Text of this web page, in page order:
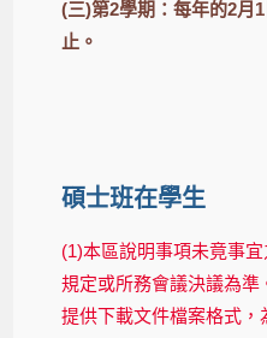
(三)第2學期：每年的2月
止。
碩士班在學生
(1)本區說明事項未竟事
規定或所務會議決議為
提供下載文件檔案格式